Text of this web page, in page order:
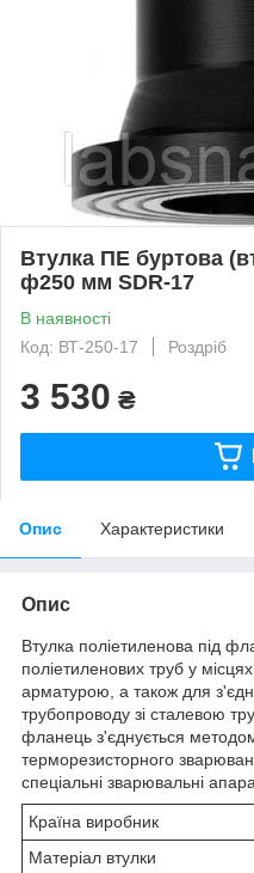
Втулка ПЕ буртова
ф250 мм SDR-17
В наявності
Код: ВТ-250-17
Роздріб
3 530 ₴
Опис Характеристики
Опис
Втулка поліетиленова під
поліетиленових труб у
арматурою, а також для
трубопроводу зі сталевою
фланець з'єднується
терморезисторного
спеціальні зварювальні
Країна виробник
Матеріал втулки